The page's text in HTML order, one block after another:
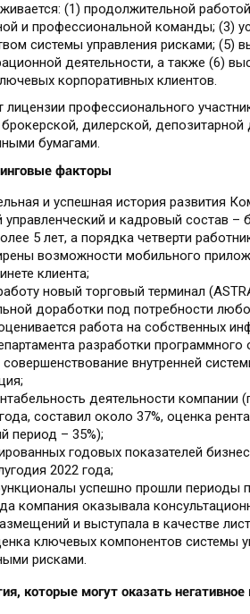
(1) продолжительной
и профессиональной команды; (3)
системы управления рисками; (5)
деятельности, а также (6)
корпоративных клиентов.
лицензии профессионального
дилерской, депозитарной
бумагами.
факторы
и успешная история развития
управленческий и кадровый состав –
5 лет, а порядка четверти
возможности мобильного
клиента;
новый торговый терминал
доработки под потребности
работа на собственных
разработки программного
внутренней
деятельности компании
составил около 37%, оценка
период – 35%);
годовых показателей
2022 года;
успешно прошли периоды
компания оказывала
и выступала в качестве
ключевых компонентов системы
рисками.
которые могут оказать негативное